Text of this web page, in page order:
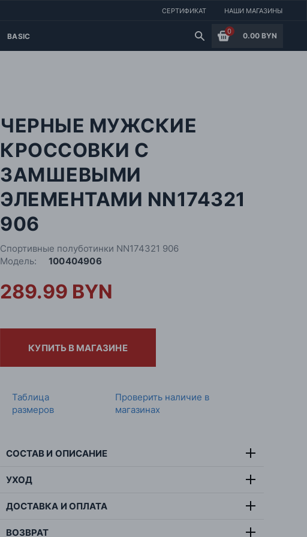
СЕРТИФИКАТ НАШИ МАГАЗИНЫ
BASIC
0
0.00 BYN
ЧЕРНЫЕ МУЖСКИЕ
КРОССОВКИ С
ЗАМШЕВЫМИ
ЭЛЕМЕНТАМИ NN174321
906
Спортивные полуботинки NN174321 906
Модель:
100404906
289.99 BYN
КУПИТЬ В МАГАЗИНЕ
Таблица
размеров
Проверить наличие в
магазинах
СОСТАВ И ОПИСАНИЕ
Состав:
Цвет:
черный
Пол:
УХОД
Использовать только по назначению, старательно
ДОСТАВКА И ОПЛАТА
ВОЗВРАТ